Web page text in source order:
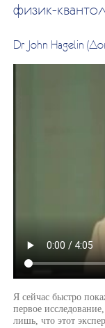
физик-
Dr John Hagelin
Я сейчас быстро
первое
лишь, что этот